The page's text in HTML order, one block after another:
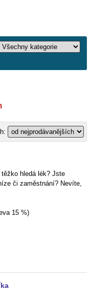
hledá lék? Jste
či zaměstnání? Nevíte,
15 %)